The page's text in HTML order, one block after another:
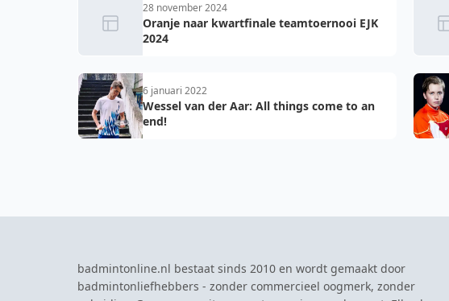
28 november 2024
Oranje naar kwartfinale teamtoernooi EJK
2024
6 januari 2022
Wessel van der Aar: All things come to an
end!
badmintonline.nl bestaat sinds 2010 en wordt gemaakt door
badmintonliefhebbers - zonder commercieel oogmerk, zonder